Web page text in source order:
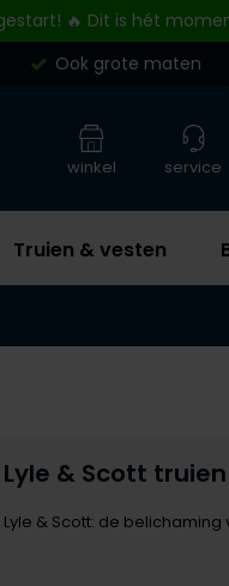
gestart! 🔥 Dit is hét
Ook grote maten
Truien & vesten
winkel service
Lyle & Scott truien
Lyle & Scott: de